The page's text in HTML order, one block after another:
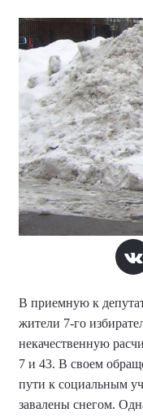
В приемную к
жители 7-го
некачественную
7 и 43. В своем
пути к социальным
завалены снегом.